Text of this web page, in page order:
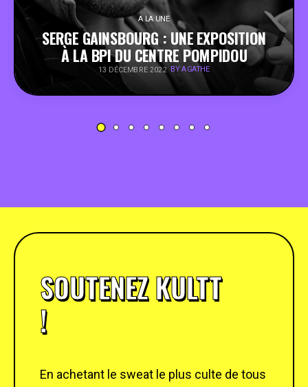
SOUTENEZ KULTT
A LA UNE
SERGE GAINSBOURG : UNE EXPOSITION
À LA BPI DU CENTRE POMPIDOU
13 DÉCEMBRE 2022 BY AGATHE
SOUTENEZ KULTT
!
En achetant le sweat le plus culte de tous